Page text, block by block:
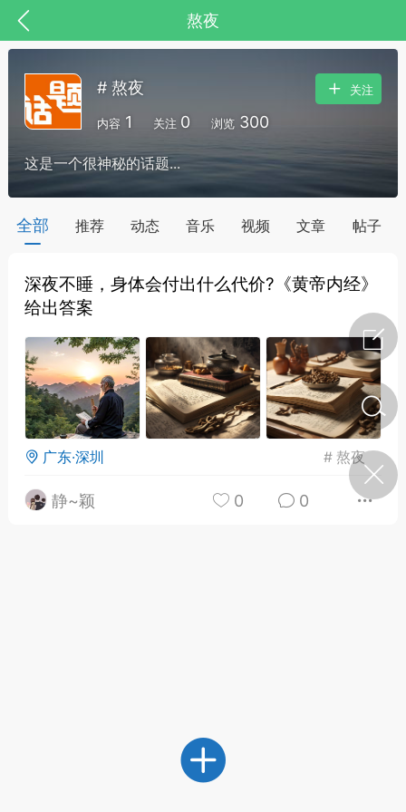
熬夜
节气气象
·特急预警】关
急提示
问答
女子五七，阳明脉衰：女性
养颜首重阳明胃经
# 熬夜
内容 1 关注 0 浏览 300
关注
这是一个很神秘的话题...
全部 推荐 动态 音乐 视频 文章 帖子
深夜不睡，身体会付出什么代价?《黄帝内经》
给出答案
广东·深圳 # 熬夜
静~颖 0 0